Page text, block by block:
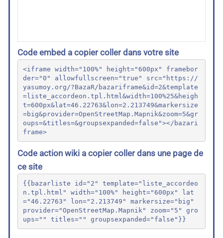
Code embed a copier coller dans votre site
<iframe width="100%" height="600px" framebor
der="0" allowfullscreen="true" src="https://
yasumoy.org/?BazaR/bazariframe&id=2&template
=liste_accordeon.tpl.html&width=100%25&heigh
t=600px&lat=46.22763&lon=2.213749&markersize
=big&provider=OpenStreetMap.Mapnik&zoom=5&gr
oups=&titles=&groupsexpanded=false"></bazari
frame>
Code action wiki a copier coller dans une page de
ce site
{{bazarliste id="2" template="liste_accordeo
n.tpl.html" width="100%" height="600px" lat
="46.22763" lon="2.213749" markersize="big"
provider="OpenStreetMap.Mapnik" zoom="5" gro
ups="" titles="" groupsexpanded="false"}}